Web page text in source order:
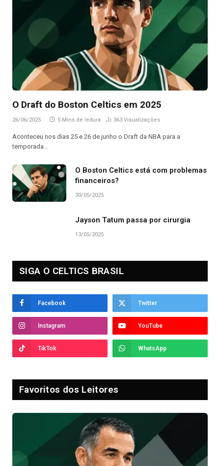
O Draft do Boston Celtics em 2025
26/06/2025 5 Mins de leitura 363 Visualizações
Aconteceu nos dias 25 e 26 de junho o Draft da NBA para a
temporada…
O Boston Celtics está com problemas
financeiros?
30/05/2025
Jayson Tatum passa por cirurgia
13/05/2025
SIGA O CELTICS BRASIL
Facebook Twitter
Instagram YouTube
TikTok WhatsApp
Favoritos dos Leitores